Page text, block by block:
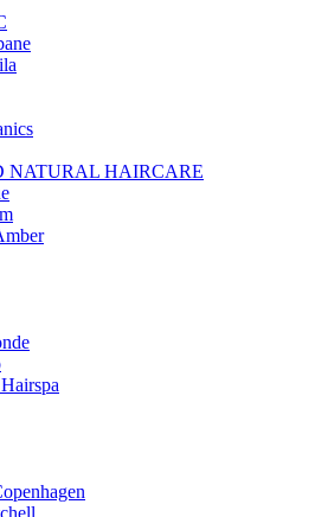
NATURAL HAIRCARE